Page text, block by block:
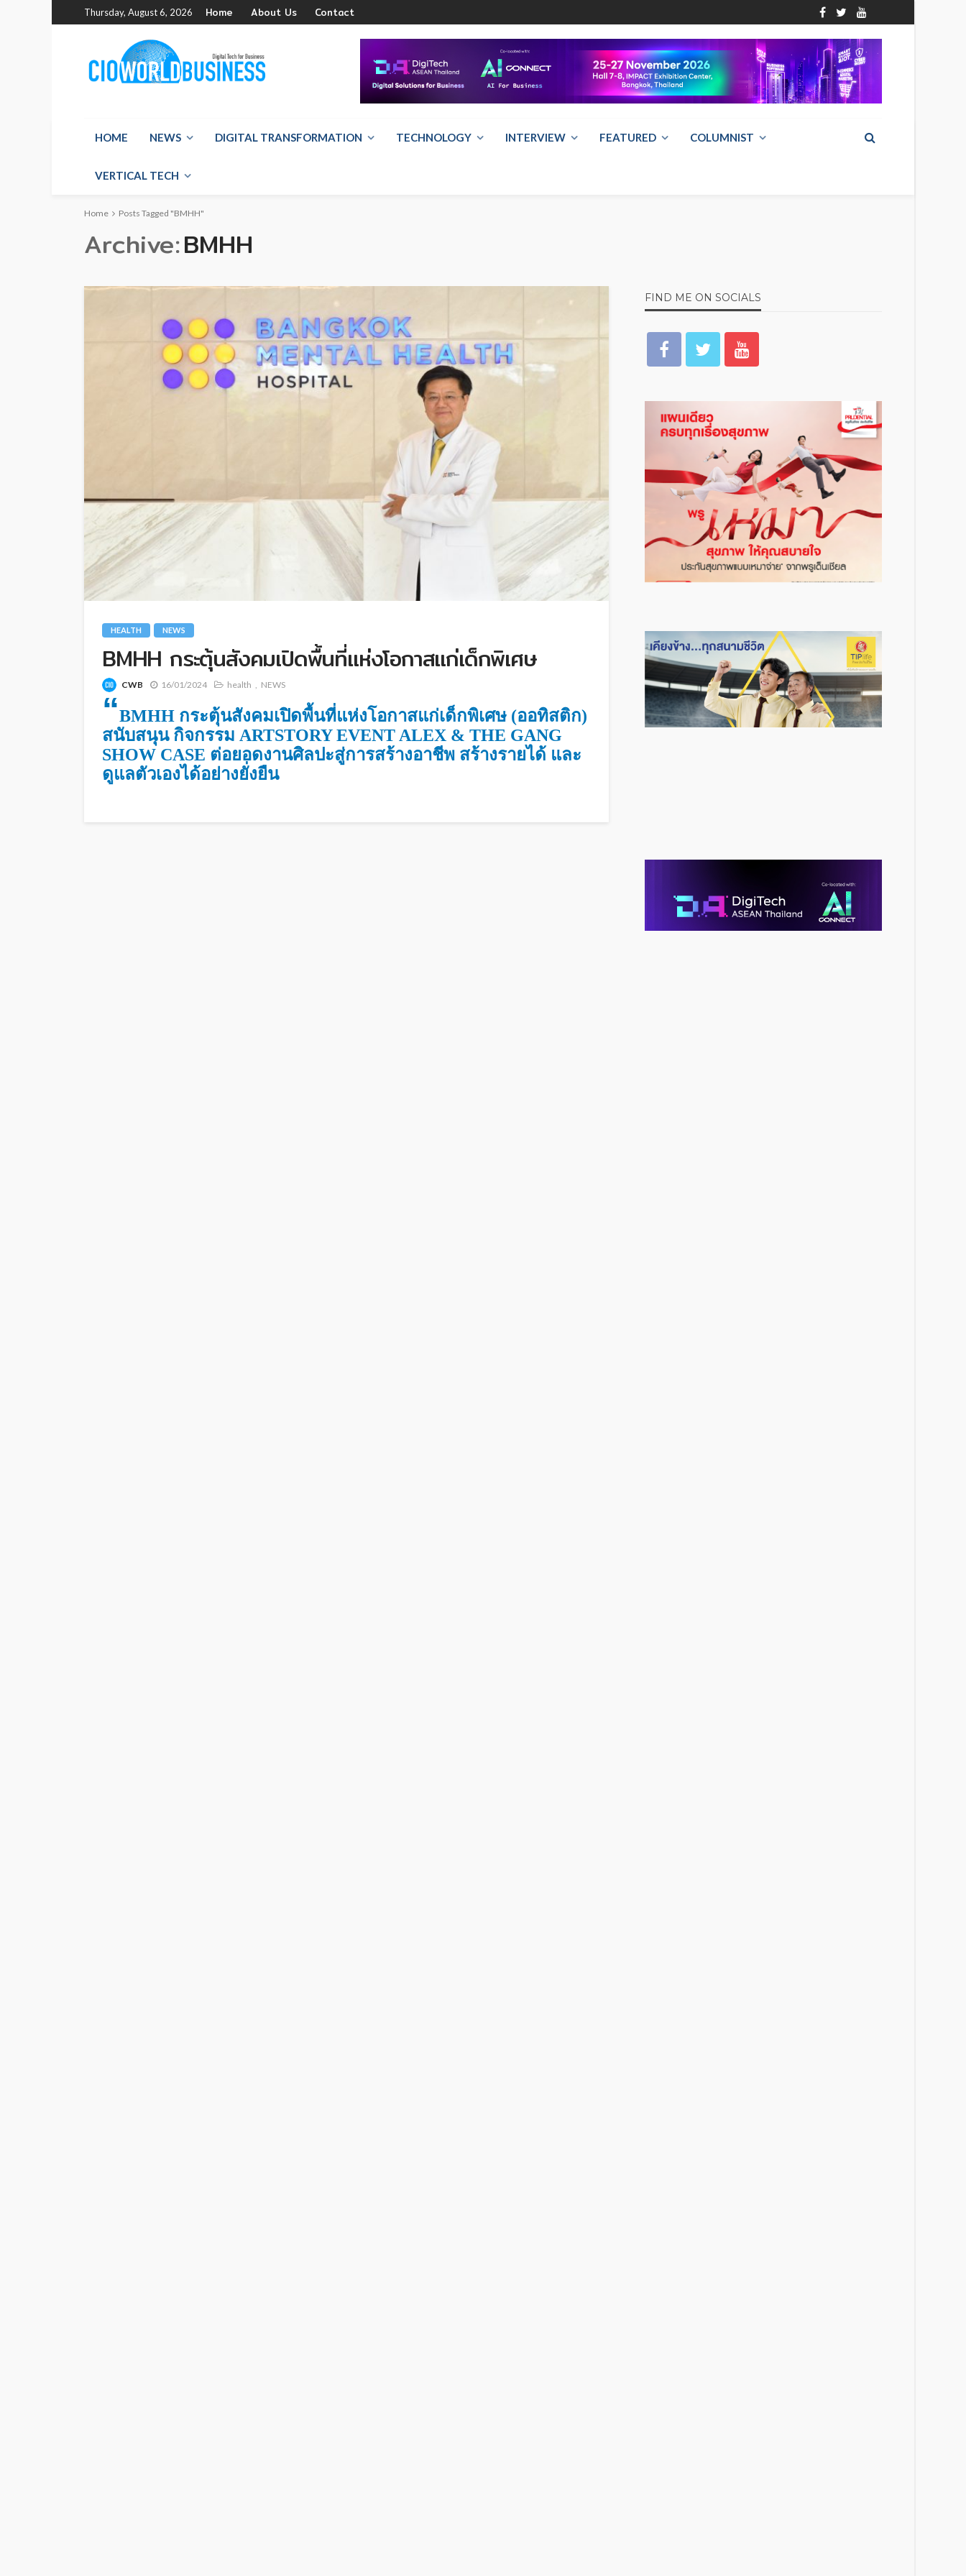
Thursday, August 6, 2026 Home About Us Contact
HOME NEWS DIGITAL TRANSFORMATION TECHNOLOGY INTERVIEW FEATURED COLUMNIST
VERTICAL TECH
Home Posts Tagged "BMHH"
Archive BMHH
HEALTH NEWS
BMHH กระตุ้นสังคมเปิดพื้นที่แห่งโอกาสแก่เด็กพิเศษ
CWB 16/01/2024 health NEWS
“BMHH กระตุ้นสังคมเปิดพื้นที่แห่งโอกาสแก่เด็กพิเศษ (ออทิสติก)
สนับสนุน กิจกรรม ARTSTORY EVENT ALEX & THE GANG
SHOW CASE ต่อยอดงานศิลปะสู่การสร้างอาชีพ สร้างรายได้ และ
ดูแลตัวเองได้อย่างยั่งยืน
FIND ME ON SOCIALS